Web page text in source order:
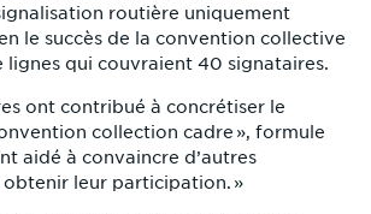
routière uniquement
le succès de la convention collective
lignes qui couvraient 40 signataires.
ont contribué à concrétiser le
collection cadre », formule
aidé à convaincre d’autres
leur participation. »